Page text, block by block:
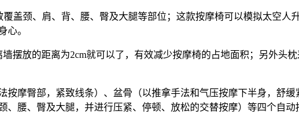
盖颈、肩、背、腰、臀及大腿等部位；这款按摩椅可以模拟太空
心。
摆放的距离为2cm就可以了，有效减少按摩椅的占地面积；另外头
摩臀部，紧致线条）、盆骨（以推拿手法和气压按摩下半身，舒
腰、臀及大腿，并进行压紧、停顿、放松的交替按摩）等四个自动